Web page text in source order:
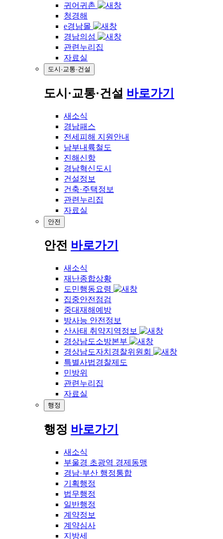
귀어귀촌
청경해
e경남몰
경남의섬
관련누리집
자료실
도시·교통·건설
도시·교통·건설 바로가기
새소식
경남패스
전세피해 지원안내
남부내륙철도
진해신항
경남혁신도시
건설정보
건축·주택정보
관련누리집
자료실
안전
안전 바로가기
새소식
재난종합상황
도민행동요령
집중안전점검
중대재해예방
방사능 안전정보
산사태 취약지역정보
경상남도소방본부
경상남도자치경찰위원회
특별사법경찰제도
민방위
관련누리집
자료실
행정
행정 바로가기
새소식
부울경 초광역 경제동맹
경남·부산 행정통합
기획행정
법무행정
일반행정
계약정보
계약심사
지방세